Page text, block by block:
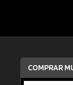
COMPRAR